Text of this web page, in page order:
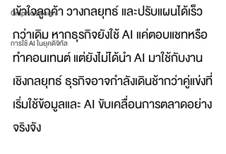
Graphic Design
การใช้ AI ในยุคดิจิทัล
เข้าใจลูกค้า วางกลยุทธ์ และปรับแผนได้เร็ว
กว่าเดิม หากธุรกิจยังใช้ AI แค่ตอบแชทหรือ
ทำคอนเทนต์ แต่ยังไม่ได้นำ AI มาใช้กับงาน
เชิงกลยุทธ์ ธุรกิจอาจกำลังเดินช้ากว่าคู่แข่งที่
เริ่มใช้ข้อมูลและ AI ขับเคลื่อนการตลาดอย่าง
จริงจัง